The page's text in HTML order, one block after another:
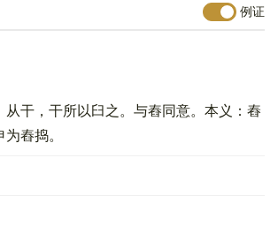
例证
从干，干所以臼之。与舂同意。本义：舂
舂捣。